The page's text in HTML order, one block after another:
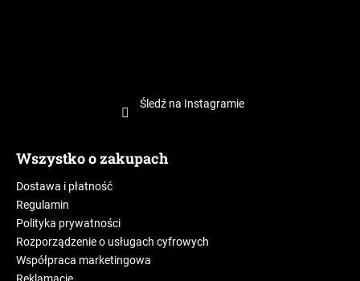
Śledź na Instagramie
Wszystko o zakupach
Dostawa i płatność
Regulamin
Polityka prywatności
Rozporządzenie o usługach cyfrowych
Współpraca marketingowa